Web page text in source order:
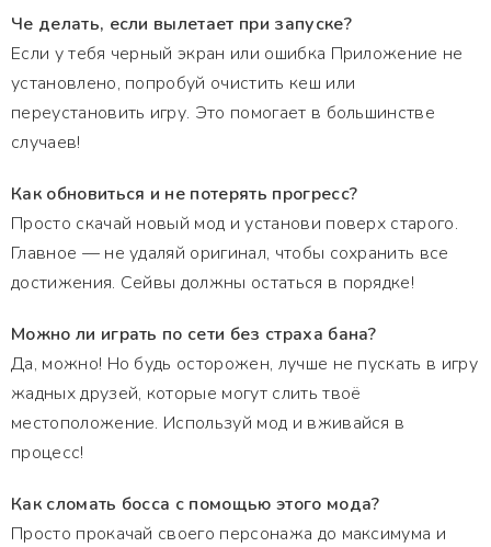
Че делать, если вылетает при запуске?
Если у тебя черный экран или ошибка Приложение не
установлено, попробуй очистить кеш или
переустановить игру. Это помогает в большинстве
случаев!
Как обновиться и не потерять прогресс?
Просто скачай новый мод и установи поверх старого.
Главное — не удаляй оригинал, чтобы сохранить все
достижения. Сейвы должны остаться в порядке!
Можно ли играть по сети без страха бана?
Да, можно! Но будь осторожен, лучше не пускать в игру
жадных друзей, которые могут слить твоё
местоположение. Используй мод и вживайся в
процесс!
Как сломать босса с помощью этого мода?
Просто прокачай своего персонажа до максимума и